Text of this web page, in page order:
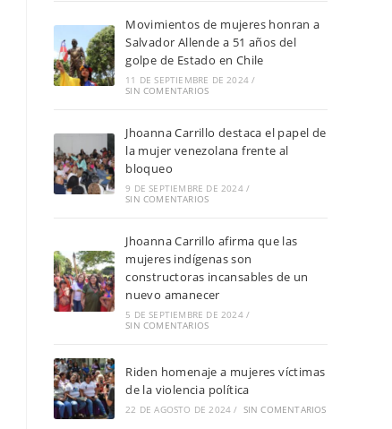
Movimientos de mujeres honran a
Salvador Allende a 51 años del
golpe de Estado en Chile
11 DE SEPTIEMBRE DE 2024 /
SIN COMENTARIOS
Jhoanna Carrillo destaca el papel de
la mujer venezolana frente al
bloqueo
9 DE SEPTIEMBRE DE 2024 /
SIN COMENTARIOS
Jhoanna Carrillo afirma que las
mujeres indígenas son
constructoras incansables de un
nuevo amanecer
5 DE SEPTIEMBRE DE 2024 /
SIN COMENTARIOS
Riden homenaje a mujeres víctimas
de la violencia política
22 DE AGOSTO DE 2024 / SIN COMENTARIOS